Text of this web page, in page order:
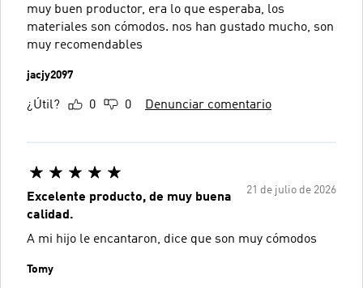
muy buen productor, era lo que esperaba, los
materiales son cómodos. nos han gustado mucho, son
muy recomendables
jacjy2097
¿Útil? 0 0 Denunciar comentario
21 de julio de 2026
Excelente producto, de muy buena
calidad.
A mi hijo le encantaron, dice que son muy cómodos
Tomy